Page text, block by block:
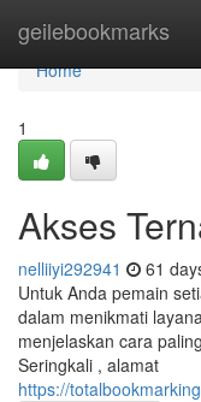
geilebookmarks
Home
Home
1
Akses
nelliiyi292941 61
Untuk Anda pemain
dalam menikmati
menjelaskan cara
Seringkali , alamat
https://